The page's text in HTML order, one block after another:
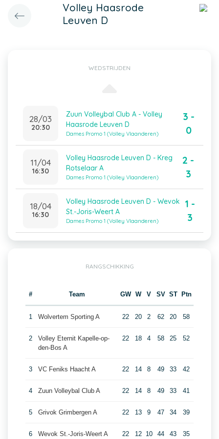
Volley Haasrode
Leuven D
WEDSTRIJDEN
28/03
20:30
Zuun Volleybal Club A - Volley
Haasrode Leuven D
Dames Promo 1 (Volley Vlaanderen)
3 -
0
11/04
16:30
Volley Haasrode Leuven D - Kreg
Rotselaar A
Dames Promo 1 (Volley Vlaanderen)
2 -
3
18/04
16:30
Volley Haasrode Leuven D - Wevok
St.-Joris-Weert A
Dames Promo 1 (Volley Vlaanderen)
1 -
3
RANGSCHIKKING
# Team GW W V SV ST Ptn
1 Wolvertem Sporting A 22 20 2 62 20 58
2
Volley Eternit Kapelle-op-
den-Bos A
22 18 4 58 25 52
3 VC Feniks Haacht A 22 14 8 49 33 42
4 Zuun Volleybal Club A 22 14 8 49 33 41
5 Grivok Grimbergen A 22 13 9 47 34 39
6 Wevok St.-Joris-Weert A 22 12 10 44 43 35